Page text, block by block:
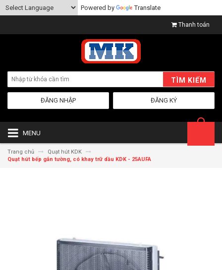
Powered by Translate
Thanh toán
TÌM KIẾM
ĐĂNG KÝ
ĐĂNG NHẬP
MENU
Trang chủ
Quạt hút KDK
Quạt hút bếp gắn tường, có khay trữ dầu KDK - 25AUFA